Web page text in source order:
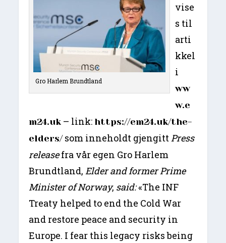
Gro Harlem Brundtland
vise
s til
arti
kkel
i
ww
w.e
m24.uk– link: https://em24.uk/the-
elders/som inneholdt gjengittPress
releasefra vår egen Gro Harlem
Brundtland,Elder and former Prime
Minister of Norway, said:«The INF
Treaty helped to end the Cold War
and restore peace and security in
Europe. I fear this legacy risks being